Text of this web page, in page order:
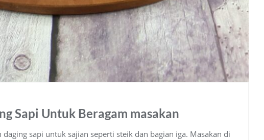
Sapi Untuk Beragam masakan
sapi untuk sajian seperti steik dan bagian iga. Masakan di